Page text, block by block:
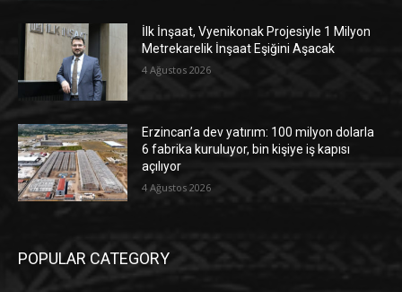
İlk İnşaat, Vyenikonak Projesiyle 1 Milyon
Metrekarelik İnşaat Eşiğini Aşacak
4 Ağustos 2026
Erzincan’a dev yatırım: 100 milyon dolarla
6 fabrika kuruluyor, bin kişiye iş kapısı
açılıyor
4 Ağustos 2026
POPULAR CATEGORY